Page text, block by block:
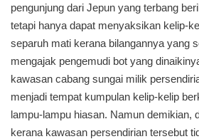
pengunjung dari Jepun yang terbang
tetapi hanya dapat menyaksikan kelip-
separuh mati kerana bilangannya yang
mengajak pengemudi bot yang
kawasan cabang sungai milik
menjadi tempat kumpulan kelip-kelip
lampu-lampu hiasan. Namun demikian,
kerana kawasan persendirian tersebut